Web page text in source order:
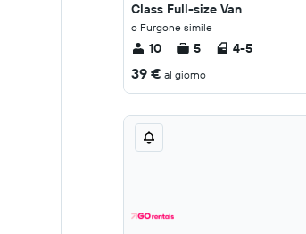
Class Full-size Van
o Furgone simile
10 5 4-5
39 € al giorno